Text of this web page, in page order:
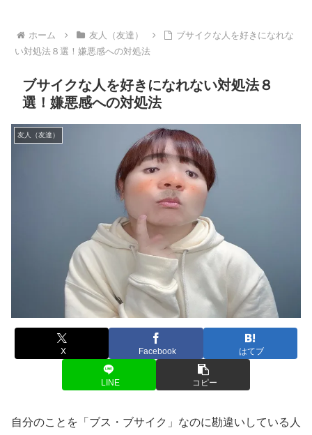
ホーム 友人（友達）
ブサイクな人を好きになれな
い対処法８選！嫌悪感への対処法
ブサイクな人を好きになれない対処法８
選！嫌悪感への対処法
友人（友達）
X Facebook はてブ
LINE コピー
自分のことを「ブス・ブサイク」なのに勘違いしている人